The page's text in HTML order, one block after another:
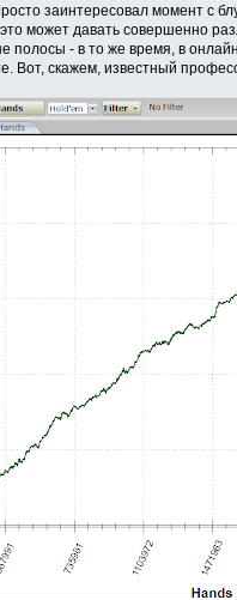
заинтересовал момент с
может давать совершенно
полосы - в то же время, в
Вот, скажем, известный